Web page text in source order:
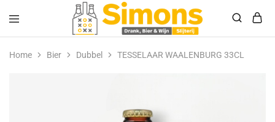
Simonsdrank.nl
Drank,
Bier
&
Home Bier Dubbel TESSELAAR WAALENBURG 33CL